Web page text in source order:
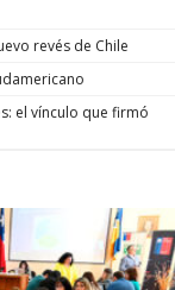
revés de Chile
el vínculo que firmó